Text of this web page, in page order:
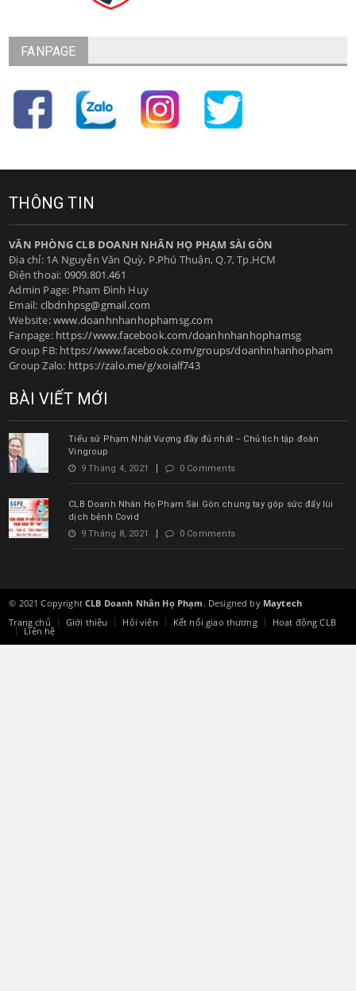
FANPAGE
THÔNG TIN
VĂN PHÒNG CLB DOANH NHÂN HỌ PHẠM SÀI GÒN
Địa chỉ: 1A Nguyễn Văn Quỳ, P.Phú Thuận, Q.7, Tp.HCM
Điện thoại: 0909.801.461
Admin Page: Phạm Đình Huy
Email: clbdnhpsg@gmail.com
Website:www.doanhnhanhophamsg.com
Fanpage: https://www.facebook.com/doanhnhanhophamsg
Group FB: https://www.facebook.com/groups/doanhnhanhopham
Group Zalo: https://zalo.me/g/xoialf743
BÀI VIẾT MỚI
Tiểu sử Phạm Nhật Vượng đầy đủ nhất – Chủ tịch tập đoàn
Vingroup
9 Tháng 4, 2021
0 Comments
CLB Doanh Nhân Họ Phạm Sài Gòn chung tay góp sức đẩy lùi
dịch bệnh Covid
9 Tháng 8, 2021
0 Comments
© 2021 CopyrightCLB Doanh Nhân Họ Phạm . Designed by Maytech
Trang chủ
Giới thiệu Hội viên Kết nối giao thương Hoạt động CLB
Liên hệ